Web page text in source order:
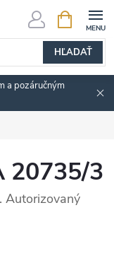
HĽADAŤ
KOŠÍK
a pozáručným
20735/3
Autorizovaný